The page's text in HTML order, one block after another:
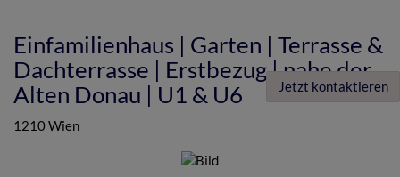
Einfamilienhaus | Garten | Terrasse &
Dachterrasse | Erstbezug | nahe der
Alten Donau | U1 & U6
1210 Wien
Jetzt kontaktieren